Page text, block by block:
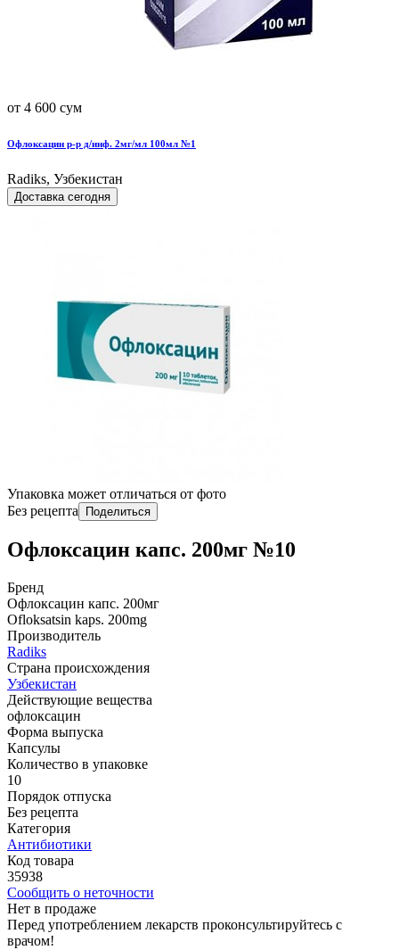
от 4 600 сум
Офлоксацин р-р д/инф. 2мг/мл 100мл №1
Radiks, Узбекистан
Доставка сегодня
Упаковка может отличаться от фото
Без рецепта
Поделиться
Офлоксацин капс. 200мг №10
Бренд
Офлоксацин капс. 200мг
Ofloksatsin kaps. 200mg
Производитель
Radiks
Страна происхождения
Узбекистан
Действующие вещества
офлоксацин
Форма выпуска
Капсулы
Количество в упаковке
10
Порядок отпуска
Без рецепта
Категория
Антибиотики
Код товара
35938
Сообщить о неточности
Нет в продаже
Перед употреблением лекарств проконсультируйтесь с
врачом!